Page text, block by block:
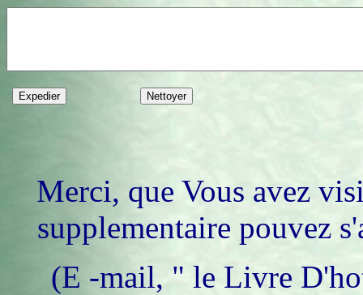
Merci, que Vous avez
supplementaire pouvez
(E -mail, " le Livre